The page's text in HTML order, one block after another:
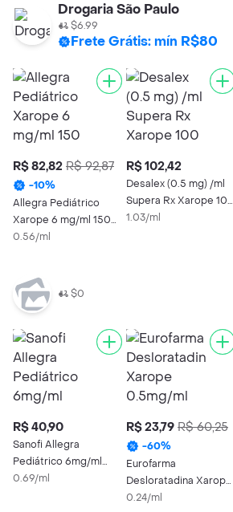
Drogaria São Paulo
$6.99
Frete Grátis: mín R$80
R$ 82,82 R$ 92,87
-10%
Allegra Pediátrico
Xarope 6 mg/ml 150
ml com Seringa
0.56/ml
R$ 102,42
Desalex (0.5 mg) /ml
Supera Rx Xarope 100
mL
1.03/ml
$0
R$ 40,90
Sanofi Allegra
Pediátrico 6mg/ml
Suspensão Oral
0.69/ml
R$ 23,79 R$ 60,25
-60%
Eurofarma
Desloratadina Xarope
0.5mg/ml 100ml
0.24/ml